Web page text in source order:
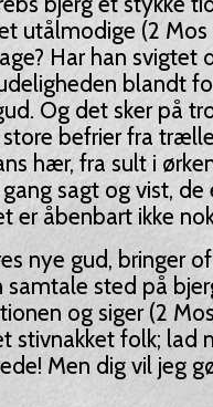
utålmodige (2
Har han svigtet
blandt
Og det sker på
befrier fra
hær, fra sult i
sagt og vist, de
er åbenbart ikke
nye gud, bringer
samtale sted på
og siger (2
stivnakket folk; lad
Men dig vil jeg